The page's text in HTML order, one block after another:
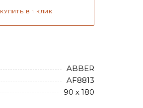
КУПИТЬ В 1 КЛИК
ABBER
AF8813
90 х 180